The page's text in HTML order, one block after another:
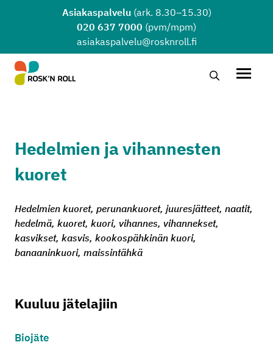
Siirry sisältöönAsiakaspalvelu(ark. 8.30–15.30)
020 637 7000 (pvm/mpm)
asiakaspalvelu@rosknroll.fi
Hae…Avaa
Hedelmien ja vihannesten
kuoret
Hedelmien kuoret, perunankuoret, juuresjätteet, naatit,
hedelmä, kuoret, kuori, vihannes, vihannekset,
kasvikset, kasvis, kookospähkinän kuori,
banaaninkuori, maissintähkä
Kuuluu jätelajiin
Biojäte